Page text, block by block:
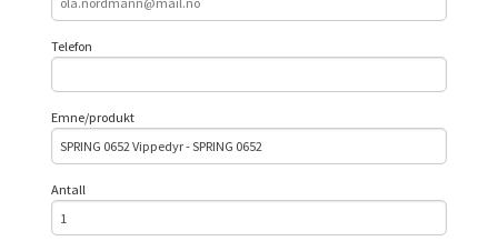
Telefon
Emne/produkt
Antall